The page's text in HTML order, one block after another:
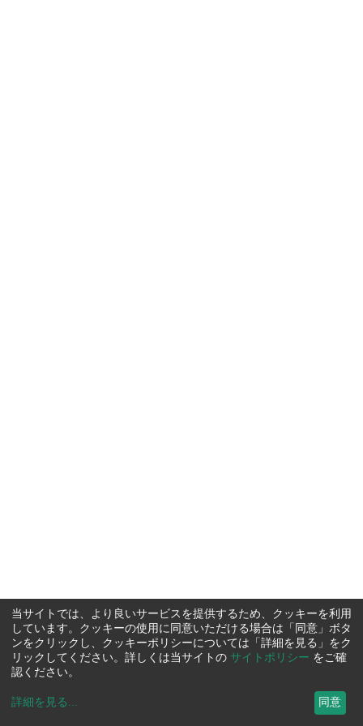
当サイトでは、より良いサービスを提供するため、クッキーを利用
しています。クッキーの使用に同意いただける場合は「同意」ボタ
ンをクリックし、クッキーポリシーについては「詳細を見る」をク
リックしてください。詳しくは当サイトの サイトポリシー をご確
認ください。
詳細を見る ... 同意